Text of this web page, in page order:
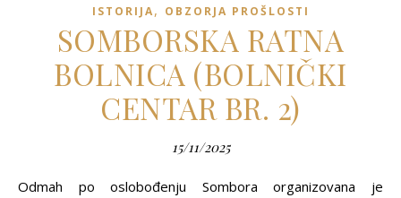
ISTORIJA, OBZORJA PROŠLOSTI
SOMBORSKA RATNA
BOLNICA (BOLNIČKI
CENTAR BR. 2)
15/11/2025
Odmah po oslobođenju Sombora organizovana je